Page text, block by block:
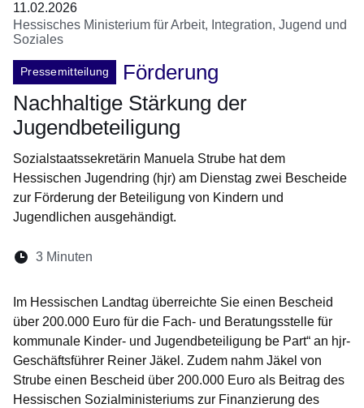
11.02.2026
Hessisches Ministerium für Arbeit, Integration, Jugend und
Soziales
Pressemitteilung
Förderung
Nachhaltige Stärkung der
Jugendbeteiligung
Sozialstaatssekretärin Manuela Strube hat dem
Hessischen Jugendring (hjr) am Dienstag zwei Bescheide
zur Förderung der Beteiligung von Kindern und
Jugendlichen ausgehändigt.
Lesedauer:
3 Minuten
Im Hessischen Landtag überreichte Sie einen Bescheid
über 200.000 Euro für die Fach- und Beratungsstelle für
kommunale Kinder- und Jugendbeteiligung be Part“ an hjr-
Geschäftsführer Reiner Jäkel. Zudem nahm Jäkel von
Strube einen Bescheid über 200.000 Euro als Beitrag des
Hessischen Sozialministeriums zur Finanzierung des